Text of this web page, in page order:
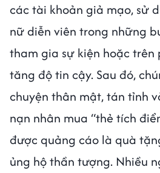
các tài khoản giả mạo, sử
nữ diễn viên trong những
tham gia sự kiện hoặc
tăng độ tin cậy. Sau đó,
chuyện thân mật, tán tỉnh
nạn nhân mua “thẻ tích
được quảng cáo là quà
ủng hộ thần tượng. Nhiều